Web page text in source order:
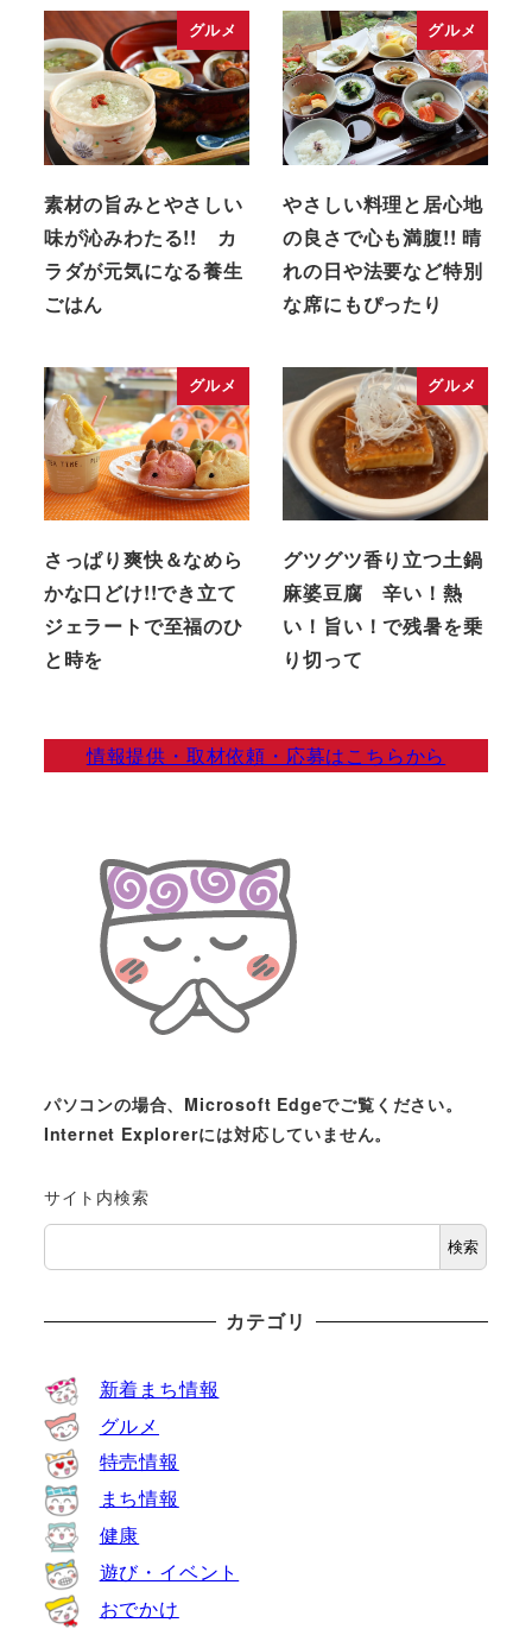
グルメ
素材の旨みとやさしい
味が沁みわたる!! カ
ラダが元気になる養生
ごはん
グルメ
やさしい料理と居心地
の良さで心も満腹!! 晴
れの日や法要など特別
な席にもぴったり
グルメ
さっぱり爽快＆なめら
かな口どけ!!でき立て
ジェラートで至福のひ
と時を
グルメ
グツグツ香り立つ土鍋
麻婆豆腐 辛い！熱
い！旨い！で残暑を乗
り切って
情報提供・取材依頼・応募はこちらから
パソコンの場合、Microsoft Edgeでご覧ください。
Internet Explorerには対応していません。
サイト内検索
検索
カテゴリ
新着まち情報
グルメ
特売情報
まち情報
健康
遊び・イベント
おでかけ